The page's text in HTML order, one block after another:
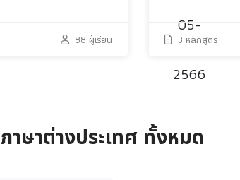
88 ผู้เรียน 3 หลักสูตร
ภาษาต่างประเทศ ทั้งหมด